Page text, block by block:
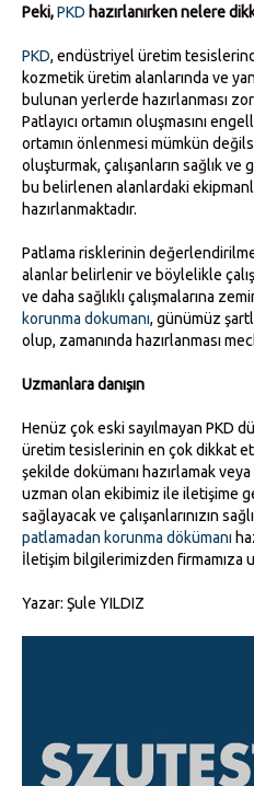
Peki,PKD hazırlanırken nelere
PKD, endüstriyel üretim
kozmetik üretim alanlarında ve
bulunan yerlerde hazırlanması
Patlayıcı ortamın oluşmasını
ortamın önlenmesi mümkün
oluşturmak, çalışanların sağlık
bu belirlenen alanlardaki
hazırlanmaktadır.
Patlama risklerinin
alanlar belirlenir ve böylelikle
ve daha sağlıklı çalışmalarına
korunma dokumanı, günümüz
olup, zamanında hazırlanması
Uzmanlara danışın
Henüz çok eski sayılmayan PKD
üretim tesislerinin en çok dikkat
şekilde dokümanı hazırlamak
uzman olan ekibimiz ile iletişime
sağlayacak ve çalışanlarınızın
patlamadan korunma dökümanı
İletişim bilgilerimizden firmamıza
Yazar: Şule YILDIZ